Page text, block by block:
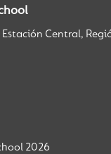
Estación Central,
2026